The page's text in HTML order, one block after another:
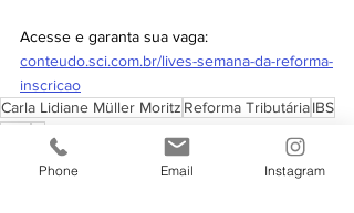
Acesse e garanta sua vaga:
conteudo.sci.com.br/lives-semana-da-reforma-
inscricao
Carla Lidiane Müller Moritz Reforma TributáriaIBS
Reforma Tributária
Phone Email Instagram